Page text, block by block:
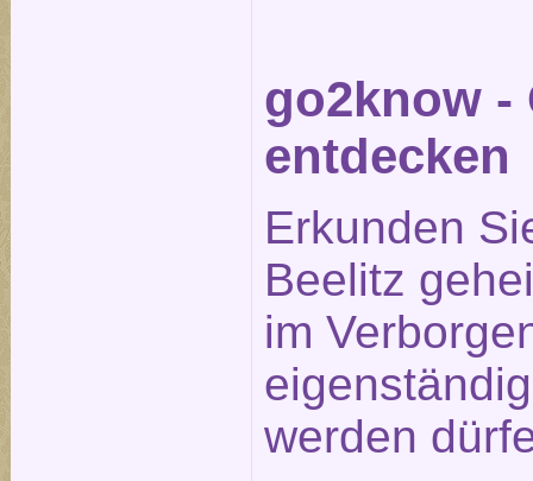
go2know -
entdecken
Erkunden
Beelitz
im
werden